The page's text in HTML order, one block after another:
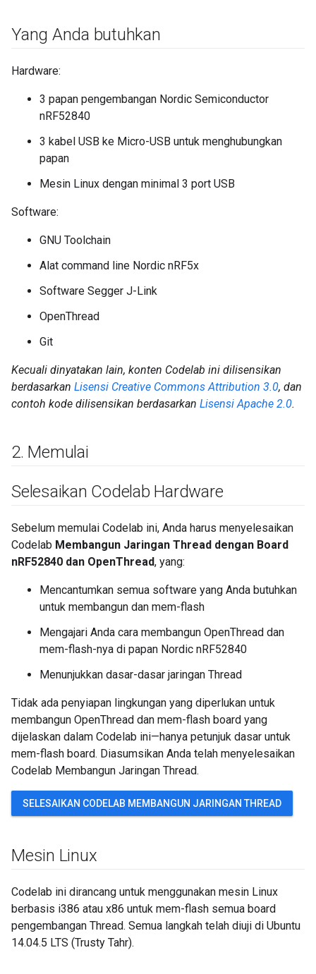
Yang Anda butuhkan
Hardware:
3 papan pengembangan Nordic Semiconductor
nRF52840
3 kabel USB ke Micro-USB untuk menghubungkan
papan
Mesin Linux dengan minimal 3 port USB
Software:
GNU Toolchain
Alat command line Nordic nRF5x
Software Segger J-Link
OpenThread
Git
Kecuali dinyatakan lain, konten Codelab ini dilisensikan
berdasarkan Lisensi Creative Commons Attribution 3.0, dan
contoh kode dilisensikan berdasarkan Lisensi Apache 2.0.
2. Memulai
Selesaikan Codelab Hardware
Sebelum memulai Codelab ini, Anda harus menyelesaikan
Codelab Membangun Jaringan Thread dengan Board
nRF52840 dan OpenThread, yang:
Mencantumkan semua software yang Anda butuhkan
untuk membangun dan mem-flash
Mengajari Anda cara membangun OpenThread dan
mem-flash-nya di papan Nordic nRF52840
Menunjukkan dasar-dasar jaringan Thread
Tidak ada penyiapan lingkungan yang diperlukan untuk
membangun OpenThread dan mem-flash board yang
dijelaskan dalam Codelab ini—hanya petunjuk dasar untuk
mem-flash board. Diasumsikan Anda telah menyelesaikan
Codelab Membangun Jaringan Thread.
SELESAIKAN CODELAB MEMBANGUN JARINGAN THREAD
Mesin Linux
Codelab ini dirancang untuk menggunakan mesin Linux
berbasis i386 atau x86 untuk mem-flash semua board
pengembangan Thread. Semua langkah telah diuji di Ubuntu
14.04.5 LTS (Trusty Tahr).